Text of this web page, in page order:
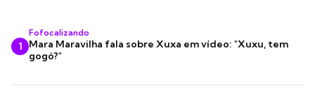
1
Fofocalizando
Mara Maravilha fala sobre Xuxa em vídeo: "Xuxu, tem
gogó?"